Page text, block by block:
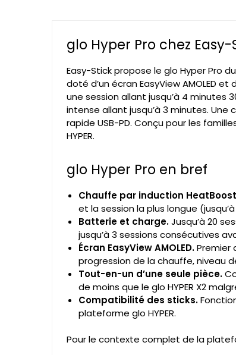
glo Hyper Pro chez Easy-
Easy-Stick propose le glo Hyper Pro
doté d’un écran EasyView AMOLED
une session allant jusqu’à 4 minutes
intense allant jusqu’à 3 minutes.
rapide USB-PD. Conçu pour les
HYPER.
glo Hyper Pro en bref
Chauffe par induction
et la session la plus longue
Batterie et charge.Jusqu’à 20
jusqu’à 3 sessions consécutives
Écran EasyView AMOLED.Premier
progression de la chauffe, niveau
Tout-en-un d’une seule pièce.
de moins que le glo HYPER X2
Compatibilité des sticks.
plateforme glo HYPER.
Pour le contexte complet de la